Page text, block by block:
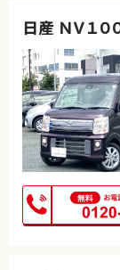
日産 ＮＶ１０